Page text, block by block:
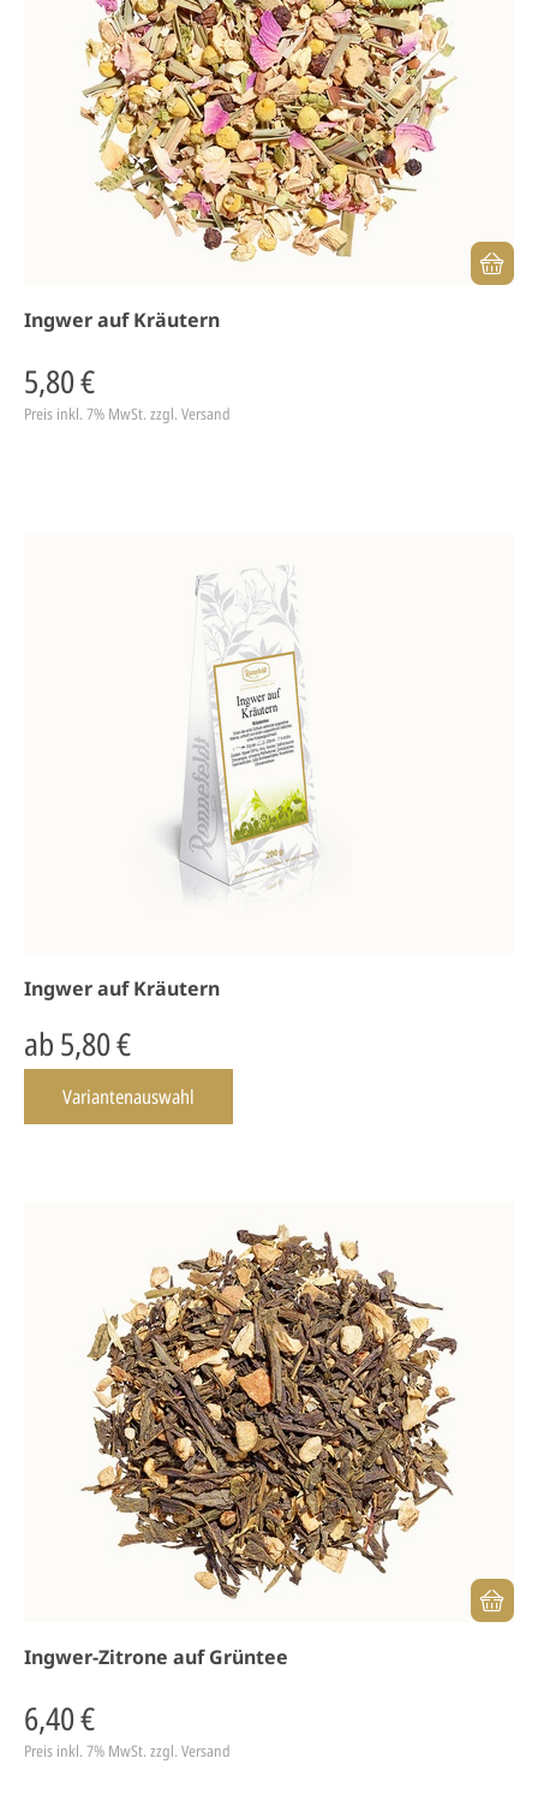
Ingwer auf Kräutern
5,80 €
Preis inkl. 7% MwSt. zzgl. Versand
Ingwer auf Kräutern
ab 5,80 €
Variantenauswahl
Ingwer-Zitrone auf Grüntee
6,40 €
Preis inkl. 7% MwSt. zzgl. Versand